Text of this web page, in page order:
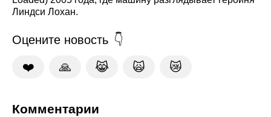
Линдси Лохан.
Оцените новость
❤️ 🙏 😹 🙀 😿
Комментарии